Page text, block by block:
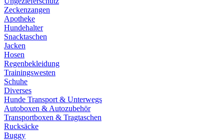
Zeckenzangen
Apotheke
Hundehalter
Snacktaschen
Jacken
Hosen
Regenbekleidung
Trainingswesten
Schuhe
Diverses
Hunde Transport & Unterwegs
Autoboxen & Autozubehör
Transportboxen & Tragtaschen
Rucksäcke
Buggy